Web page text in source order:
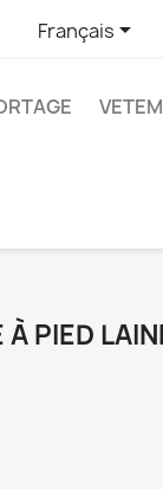
Français
PIED